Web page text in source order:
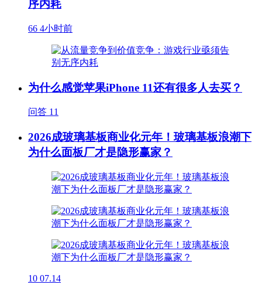
序内耗
66 4小时前
为什么感觉苹果iPhone 11还有很多人去买？
问答 11
2026成玻璃基板商业化元年！玻璃基板浪潮下
为什么面板厂才是隐形赢家？
10 07.14